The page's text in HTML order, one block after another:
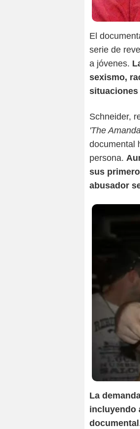
El
serie de
a jóvenes.
sexismo,
Schneider,
'The
documental
persona.
sus
abusador
La
incluyendo
documental